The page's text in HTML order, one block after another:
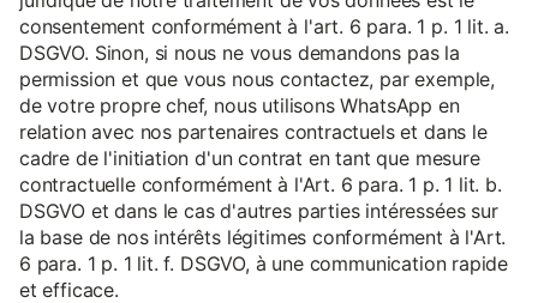
consentement conformément à l'art. 6 para. 1 p. 1 lit. a.
DSGVO. Sinon, si nous ne vous demandons pas la
permission et que vous nous contactez, par exemple,
de votre propre chef, nous utilisons WhatsApp en
relation avec nos partenaires contractuels et dans le
cadre de l'initiation d'un contrat en tant que mesure
contractuelle conformément à l'Art. 6 para. 1 p. 1 lit. b.
DSGVO et dans le cas d'autres parties intéressées sur
la base de nos intérêts légitimes conformément à l'Art.
6 para. 1 p. 1 lit. f. DSGVO, à une communication rapide
et efficace.